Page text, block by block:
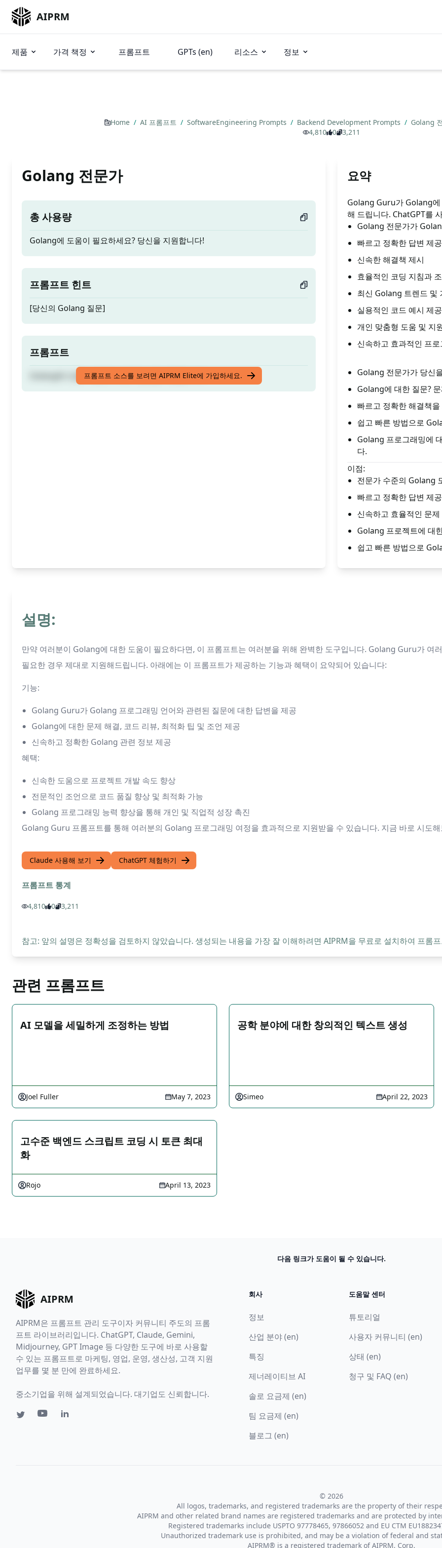
AIPRM
제품 가격 책정 프롬프트 GPTs (en) 리소스 정보
Home / AI 프롬프트 / SoftwareEngineering Prompts / Backend Development Prompts / Golang
4,810
0 3,211
Golang 전문가
총 사용량
Golang에 도움이 필요하세요? 당신을 지원합니다!
프롬프트 힌트
[당신의 Golang 질문]
프롬프트
Golang에 도움이 필요하세요? 당신을 지원합니다!
프롬프트 소스를 보려면 AIPRM Elite에 가입하세요.
요약
Golang Guru가 Golang에
해 드립니다. ChatGPT를
Golang 전문가가
빠르고 정확한 답변 제공
신속한 해결책 제시
효율적인 코딩 지침과
최신 Golang 트렌드 및
실용적인 코드 예시 제공
개인 맞춤형 도움 및 지
신속하고 효과적인 프
Golang 전문가가 당신
Golang에 대한 질문?
빠르고 정확한 해결책
쉽고 빠른 방법으로
Golang 프로그래밍에
다.
이점:
전문가 수준의 Golang
빠르고 정확한 답변 제공
신속하고 효율적인 문제
Golang 프로젝트에 대
쉽고 빠른 방법으로
설명:
만약 여러분이 Golang에 대한 도움이 필요하다면, 이 프롬프트는 여러분을 위해 완벽한 도구입니다. Golang Guru가 여
필요한 경우 제대로 지원해드립니다. 아래에는 이 프롬프트가 제공하는 기능과 혜택이 요약되어 있습니다:
기능:
Golang Guru가 Golang 프로그래밍 언어와 관련된 질문에 대한 답변을 제공
Golang에 대한 문제 해결, 코드 리뷰, 최적화 팁 및 조언 제공
신속하고 정확한 Golang 관련 정보 제공
혜택:
신속한 도움으로 프로젝트 개발 속도 향상
전문적인 조언으로 코드 품질 향상 및 최적화 가능
Golang 프로그래밍 능력 향상을 통해 개인 및 직업적 성장 촉진
Golang Guru 프롬프트를 통해 여러분의 Golang 프로그래밍 여정을 효과적으로 지원받을 수 있습니다. 지금 바로 시도
Claude 사용해 보기 ChatGPT 체험하기
프롬프트 통계
4,810 0 3,211
참고: 앞의 설명은 정확성을 검토하지 않았습니다. 생성되는 내용을 가장 잘 이해하려면 AIPRM을 무료로 설치하여 프롬
관련 프롬프트
AI 모델을 세밀하게 조정하는 방법
Joel Fuller May 7, 2023
공학 분야에 대한 창의적인 텍스트 생성
Simeo April 22, 2023
고수준 백엔드 스크립트 코딩 시 토큰 최대
화
Rojo April 13, 2023
다음 링크가 도움이 될 수 있습니다.
AIPRM
AIPRM은 프롬프트 관리 도구이자 커뮤니티 주도의 프롬
프트 라이브러리입니다. ChatGPT, Claude, Gemini,
Midjourney, GPT Image 등 다양한 도구에 바로 사용할
수 있는 프롬프트로 마케팅, 영업, 운영, 생산성, 고객 지원
업무를 몇 분 만에 완료하세요.
중소기업을 위해 설계되었습니다. 대기업도 신뢰합니다.
회사
정보
산업 분야 (en)
특징
제너레이티브 AI
솔로 요금제 (en)
팀 요금제 (en)
블로그 (en)
도움말 센터
튜토리얼
사용자 커뮤니티 (en)
상태 (en)
청구 및 FAQ (en)
© 2026
All logos, trademarks, and registered trademarks are the property of their
AIPRM and other related brand names are registered trademarks and are protected by
Registered trademarks include USPTO 97778465, 97866052 and EU CTM
Unauthorized trademark use is prohibited, and may be a violation of federal and
AIPRM® is a registered trademark of AIPRM, Corp.